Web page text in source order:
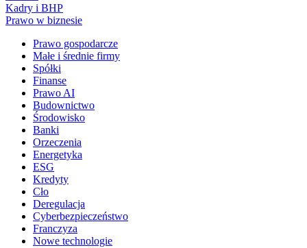
Kadry i BHP
Prawo w biznesie
Prawo gospodarcze
Małe i średnie firmy
Spółki
Finanse
Prawo AI
Budownictwo
Środowisko
Banki
Orzeczenia
Energetyka
ESG
Kredyty
Cło
Deregulacja
Cyberbezpieczeństwo
Franczyza
Nowe technologie